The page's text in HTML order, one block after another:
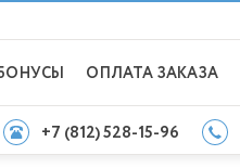
ОПЛАТА ЗАКАЗА
+7 (812) 528-15-96